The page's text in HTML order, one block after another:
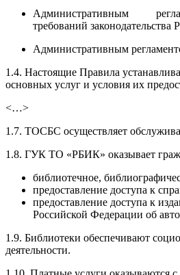
Административным
требований
Административным
1.4. Настоящие Правила
основных услуг и условия их
<…>
1.7. ТОСБС осуществляет
1.8. ГУК ТО «РБИК» оказывает
библиотечное,
предоставление доступа к
предоставление доступа к
Российской Федерации об
1.9. Библиотеки обеспечивают
деятельности.